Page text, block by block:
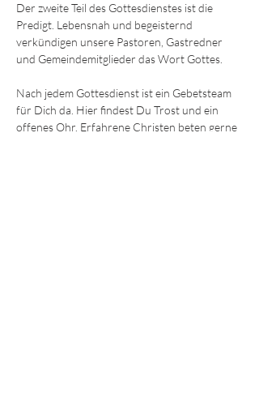
Der zweite Teil des Gottesdienstes ist die
Predigt. Lebensnah und begeisternd
verkündigen unsere Pastoren, Gastredner
und Gemeindemitglieder das Wort Gottes.
Nach jedem Gottesdienst ist ein Gebetsteam
für Dich da. Hier findest Du Trost und ein
offenes Ohr. Erfahrene Christen beten gerne